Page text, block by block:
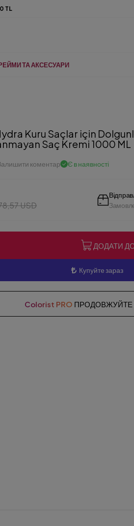
TL
ТА АКСЕСУАРИ
Kuru Saçlar için
Saç Kremi 1000 ML
коментар Є в наявності
USD
ДОДАТИ
Купуйте зараз
Colorist PRO ПРОДОВЖУЙТЕ